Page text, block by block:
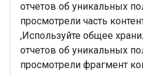
отчетов об уникальных
просмотрели часть
,Используйте общее
отчетов об уникальных
просмотрели фрагмент